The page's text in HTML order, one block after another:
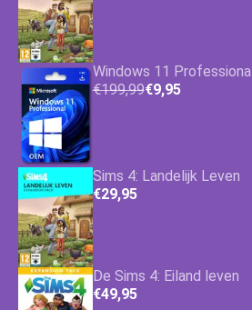
Windows 11 Professional
€199,99€9,95
Sims 4: Landelijk Leven
€29,95
De Sims 4: Eiland leven
€49,95